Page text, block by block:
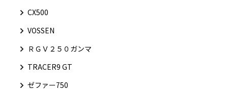
CX500
VOSSEN
ＲＧＶ２５０ガンマ
TRACER9 GT
ゼファー750